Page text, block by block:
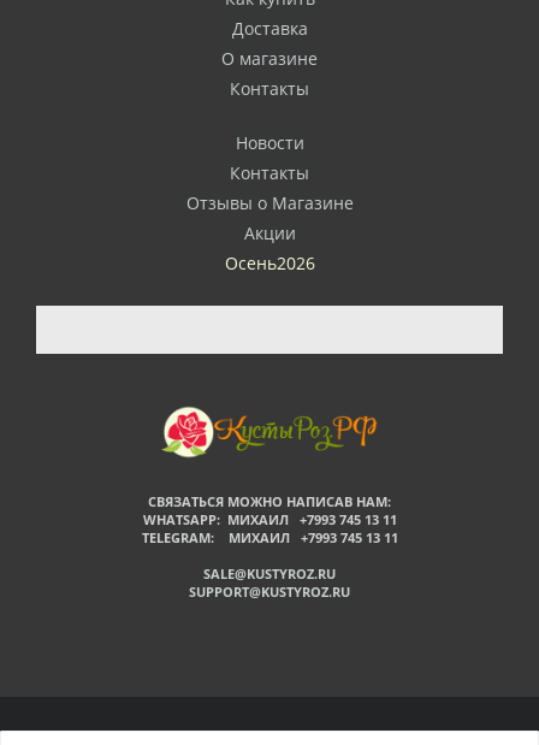
Доставка
О магазине
Контакты
Новости
Контакты
Отзывы о Магазине
Акции
Осень2026
СВЯЗАТЬСЯ МОЖНО НАПИСАВ НАМ:
WHATSAPP: МИХАИЛ +7993 745 13 11
TELEGRAM: МИХАИЛ +7993 745 13 11
SALE@KUSTYROZ.RU
SUPPORT@KUSTYROZ.RU
©